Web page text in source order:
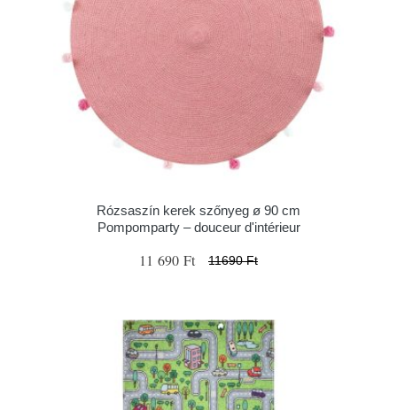
Rózsaszín kerek szőnyeg ø 90 cm
Pompomparty – douceur d'intérieur
11 690 Ft 11690 Ft